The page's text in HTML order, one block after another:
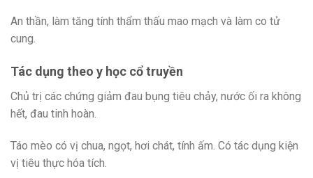
An thần, làm tăng tính thẩm thấu mao mạch và làm co tử
cung.
Tác dụng theo y học cổ truyền
Chủ trị các chứng giảm đau bụng tiêu chảy, nước ối ra không
hết, đau tinh hoàn.
Táo mèo có vị chua, ngọt, hơi chát, tính ấm. Có tác dụng kiện
vị tiêu thực hóa tích.